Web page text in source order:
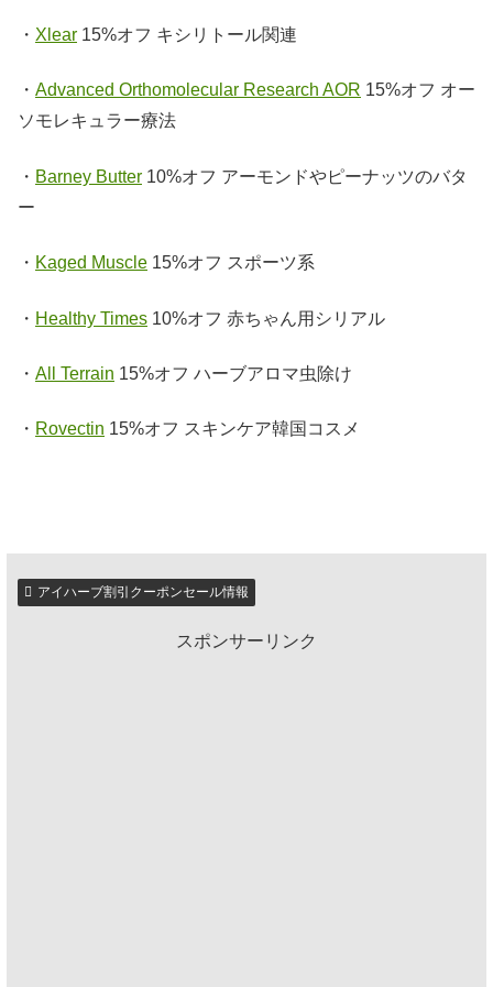
・ Xlear 15%オフ キシリトール関連
・ Advanced Orthomolecular Research AOR 15%オフ オー
ソモレキュラー療法
・ Barney Butter 10%オフ アーモンドやピーナッツのバタ
ー
・ Kaged Muscle 15%オフ スポーツ系
・ Healthy Times 10%オフ 赤ちゃん用シリアル
・ All Terrain 15%オフ ハーブアロマ虫除け
・ Rovectin 15%オフ スキンケア韓国コスメ
アイハーブ割引クーポンセール情報
スポンサーリンク